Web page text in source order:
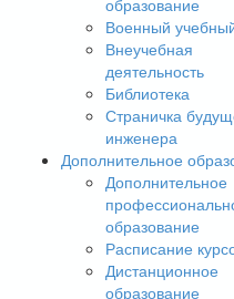
образование
Военный
Внеучебная
деятельность
Библиотека
Страничка
инженера
Дополнительное
Дополнительное
образование
Расписание
Дистанционное
образование